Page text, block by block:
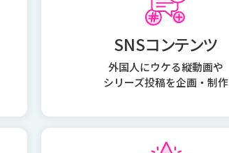
SNSコンテンツ
外国人にウケる縦動画や
シリーズ投稿を企画・制作